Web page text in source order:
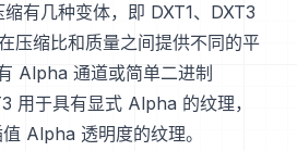
有几种变体，即 DXT1、DXT3
压缩比和质量之间提供不同的平
Alpha 通道或简单二进制
用于具有显式 Alpha 的纹理，
Alpha 透明度的纹理。